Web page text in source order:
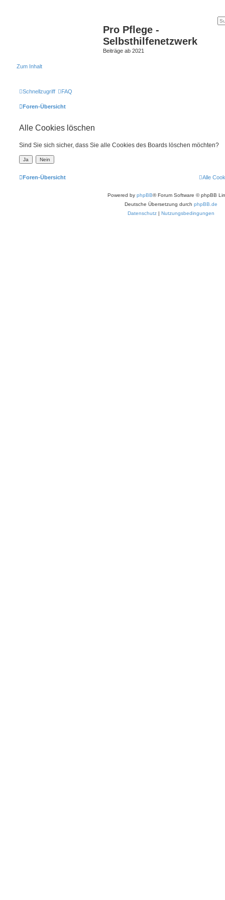
Pro Pflege -
Selbsthilfenetzwerk
Beiträge ab 2021
Zum Inhalt
Schnellzugriff FAQ
Foren-Übersicht
Alle Cookies löschen
Sind Sie sich sicher, dass Sie alle Cookies des Boards löschen möchten?
Foren-Übersicht Alle
Powered by phpBB® Forum Software © phpBB
Deutsche Übersetzung durch phpBB.de
Datenschutz | Nutzungsbedingungen